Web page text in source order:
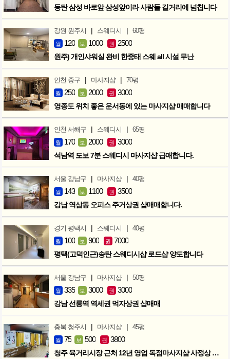
동탄 삼성 바로앞 삼성앞이라 사람들 길거리에 넘칩니다
강원 원주시 | 스웨디시 | 60평
월 120 보 1000 권 2500
원주) 개인샤워실 완비 한중태 스웨 all 시설 무난
인천 중구 | 마사지샵 | 70평
월 250 보 2000 권 3000
영종도 위치 좋은 운서동에 있는 마사지샵 매매합니다
인천 서해구 | 스웨디시 | 65평
월 170 보 2000 권 3000
석남역 도보 7분 스웨디시 마사지샵 급매합니다.
서울 강남구 | 마사지샵 | 40평
월 143 보 1100 권 3500
강남 역삼동 오피스 주거상권 샵매매합니다.
경기 평택시 | 스웨디시 | 40평
월 100 보 900 권 7000
평택(고덕인근)송탄 스웨디시샵 로드샵 양도합니다
서울 강남구 | 마사지샵 | 50평
월 335 보 3000 권 3000
강남 선릉역 역세권 먹자상권 샵매매
충북 청주시 | 마사지샵 | 45평
월 75 보 500 권 3800
청주 육거리시장 근처 12년 영업 독점마사지샵 사정상 급매합니다.